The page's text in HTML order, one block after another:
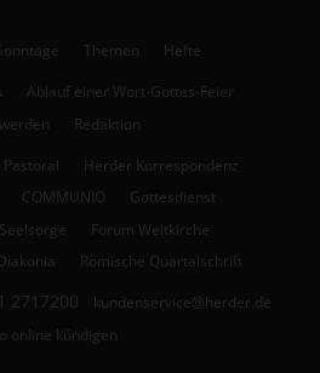
Themen Hefte
Ablauf einer Wort-Gottes-Feier
Redaktion
Herder Korrespondenz
COMMUNIO
Gottesdienst
Forum Weltkirche
Römische Quartalschrift
2717200
kundenservice@herder.de
online kündigen